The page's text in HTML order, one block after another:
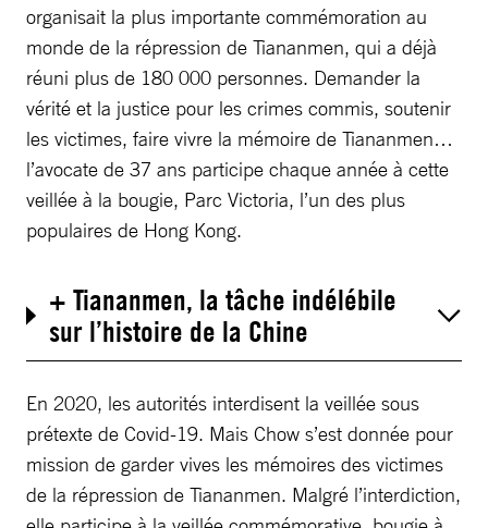
organisait la plus importante commémoration au
monde de la répression de Tiananmen, qui a déjà
réuni plus de 180 000 personnes. Demander la
vérité et la justice pour les crimes commis, soutenir
les victimes, faire vivre la mémoire de Tiananmen…
l’avocate de 37 ans participe chaque année à cette
veillée à la bougie, Parc Victoria, l’un des plus
populaires de Hong Kong.
+ Tiananmen, la tâche indélébile
sur l’histoire de la Chine
En 2020, les autorités interdisent la veillée sous
prétexte de Covid-19. Mais Chow s’est donnée pour
mission de garder vives les mémoires des victimes
de la répression de Tiananmen. Malgré l’interdiction,